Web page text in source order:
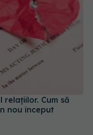
relațiilor. Cum să
nou început